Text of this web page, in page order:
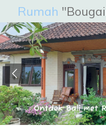
direct
naar
de
hoofdinhoud
Rumah